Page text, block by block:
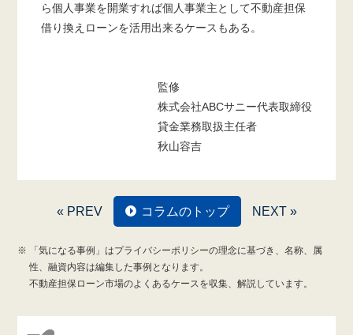
ら個人事業を開業すれば個人事業主として不動産担保
借り換えローンを活用出来るケースもある。
監修
株式会社ABCサニー代表取締役
貸金業務取扱主任者
秋山容吉
« PREV コラムのトップ NEXT »
「気になる事例」はプライバシーポリシーの理念に基づき、名称、属
性、融資内容は編集した事例となります。
不動産担保ローン市場のよくあるケースを収集、解説しています。